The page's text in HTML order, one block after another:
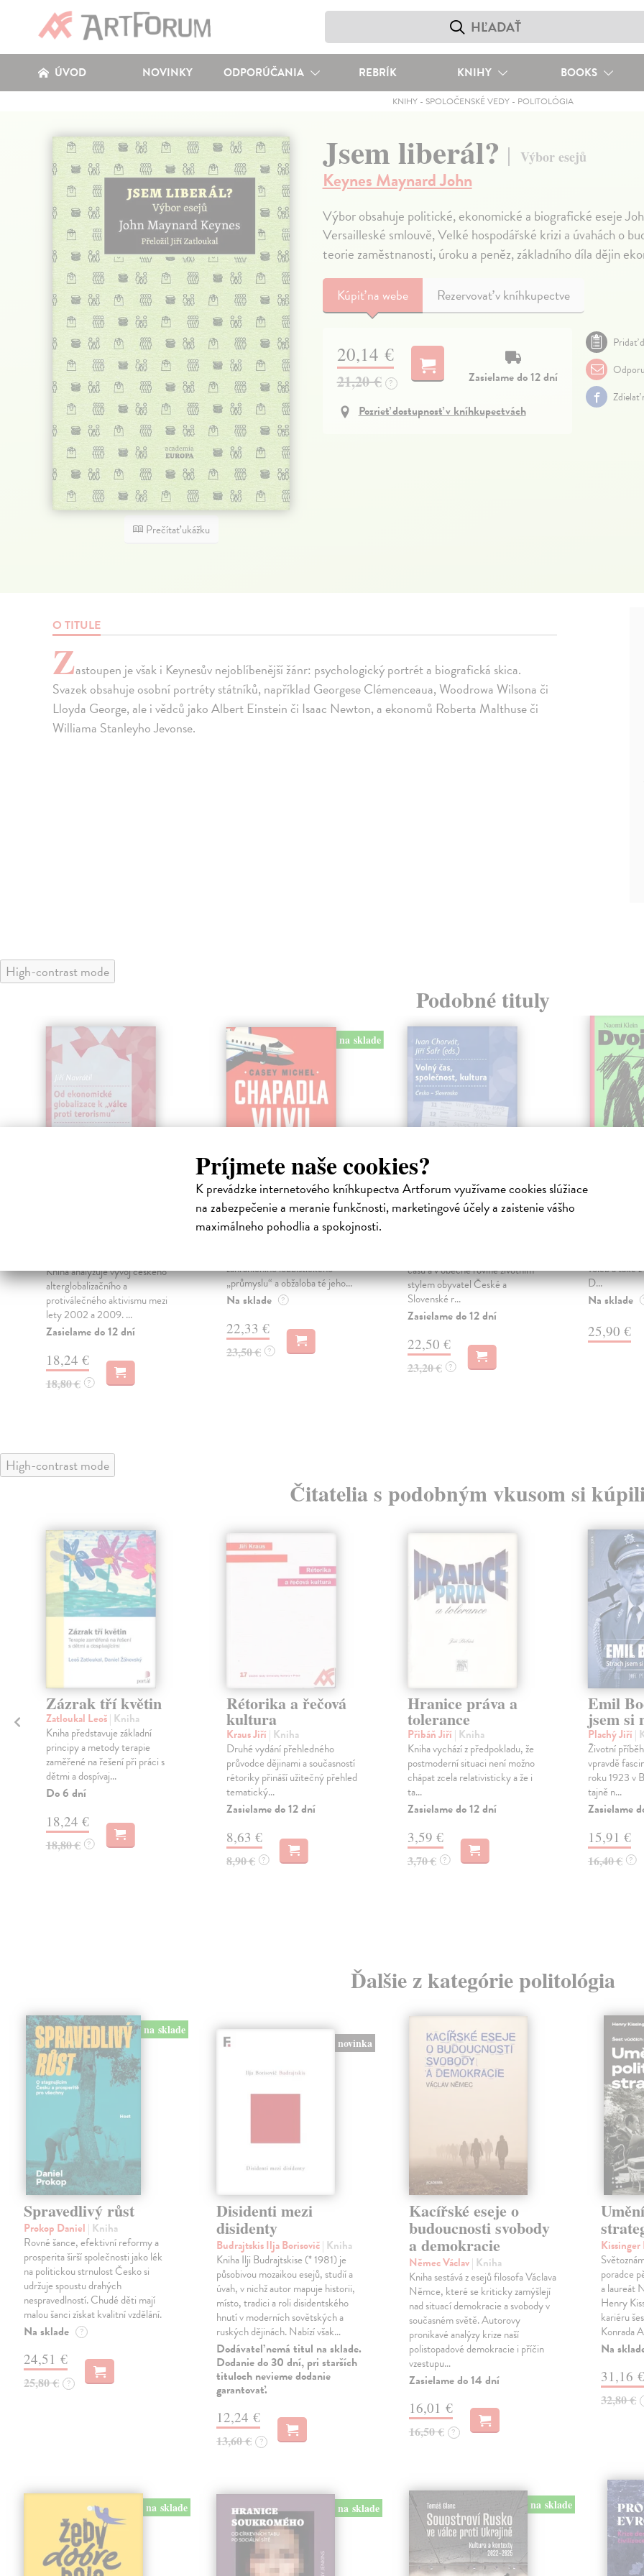
Príjmete naše cookies?
K prevádzke internetového kníhkupectva Artforum využívame cookies slúžiace
na zabezpečenie a meranie funkčnosti, marketingové účely a zaistenie vášho
maximálneho pohodlia a spokojnosti.
ÚVOD NOVINKY ODPORÚČANIA REBRÍK KNIHY BOOKS
KNIHY- SPOLOČENSKÉ VEDY- POLITOLÓGIA
Prečítať ukážku
Jsem liberál? Výbor esejů
Keynes Maynard John
Výbor obsahuje politické, ekonomické a biografické eseje
Versailleské smlouvě, Velké hospodářské krizi a úvahách o
teorie zaměstnanosti, úroku a peněz, základního díla dějin
Kúpiťna webe Rezervovať v kníhkupectve
20,14 €
21,20 € ?
Zasielame do 12 dní
Pozrieť dostupnosť v kníhkupectvách
Pridať
Zdielať
O TITULE
Zastoupen je však i Keynesův nejoblíbenější žánr: psychologický portrét a biografická skica.
Svazek obsahuje osobní portréty státníků, například Georgese Clémenceaua, Woodrowa Wilsona či
Lloyda George, ale i vědců jako Albert Einstein či Isaac Newton, a ekonomů Roberta Malthuse či
Williama Stanleyho Jevonse.
High-contrast mode
Podobné tituly
Kniha analyzuje vývoj českého
alterglobalizačního a
protiválečného aktivismu mezi
lety 2002 a 2009. ...
Zasielame do 12 dní
18,24 €
18,80 € ?
na sklade
Chapadla vlivu
Casey Michel| Kniha
Ohromující vhled do
zahraničního lobbistického
„průmyslu“ a obžaloba té jeho...
Na sklade ?
22,33 €
23,50 € ?
Volný čas,
času a v obecné rovině životním
stylem obyvatel České a
Slovenské r...
Zasielame do 12 dní
22,50 €
23,20 € ?
Pokud jste
voleb a také
D...
Na sklade
25,90 €
High-contrast mode
Čitatelia s podobným vkusom si
Zázrak tří květin
Zatloukal Leoš| Kniha
Kniha představuje základní
principy a metody terapie
zaměřené na řešení při práci s
dětmi a dospívaj...
Do 6 dní
18,24 €
18,80 € ?
Rétorika a řečová
kultura
Kraus Jiří | Kniha
Druhé vydání přehledného
průvodce dějinami a současností
rétoriky přináší užitečný přehled
tematický...
Zasielame do 12 dní
8,63 €
8,90 € ?
Hranice práva a
tolerance
Přibáň Jiří | Kniha
Kniha vychází z předpokladu, že
postmoderní situaci není možno
chápat zcela relativisticky a že i
ta...
Zasielame do 12 dní
3,59 €
3,70 € ?
Emil
jsem si
Plachý Jiří |
Životní
vpravdě
roku 1923 v
tajně n...
Zasielame
15,91 €
16,40 € ?
Ďalšie z kategórie politológia
na sklade
Spravedlivý růst
Prokop Daniel | Kniha
Rovné šance, efektivní reformy a
prosperita širší společnosti jako lék
na politickou strnulost Česko si
udržuje spoustu drahých
nespravedlností. Chudé děti mají
malou šanci získat kvalitní vzdělání.
Na sklade ?
24,51 €
25,80 € ?
novinka
Disidenti mezi
disidenty
Budrajtskis Ilja Borisovič| Kniha
Kniha Ilji Budrajtskise (* 1981) je
působivou mozaikou esejů, studií a
úvah, v nichž autor mapuje historii,
místo, tradici a roli disidentského
hnutí v moderních sovětských a
ruských dějinách. Nabízí však…
Dodávateľ nemá titul na sklade.
Dodanie do 30 dní, pri starších
tituloch nevieme dodanie
garantovať.
12,24 €
13,60 € ?
Kacířské eseje o
budoucnosti svobody
a demokracie
Němec Václav| Kniha
Kniha sestává z esejů filosofa Václava
Němce, které se kriticky zamýšlejí
nad situací demokracie a svobody v
současném světě. Autorovy
pronikavé analýzy krize naší
polistopadové demokracie i příčin
vzestupu…
Zasielame do 14 dní
16,01 €
16,50 € ?
poradce
a laureát
Henry
kariéru
Konrada
Na
31,16 €
32,80 €
na sklade na sklade na sklade